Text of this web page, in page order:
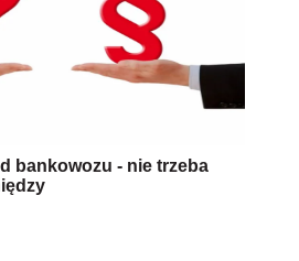
bankowozu - nie trzeba